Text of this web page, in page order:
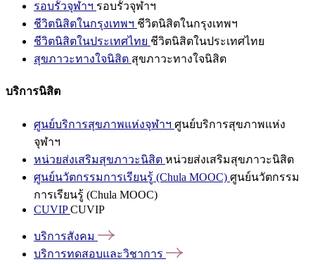
รอบรั้วจุฬาฯ รอบรั้วจุฬาฯ
ชีวิตนิสิตในกรุงเทพฯ ชีวิตนิสิตในกรุงเทพฯ
ชีวิตนิสิตในประเทศไทย ชีวิตนิสิตในประเทศไทย
สุขภาวะทางใจนิสิต สุขภาวะทางใจนิสิต
บริการนิสิต
ศูนย์บริการสุขภาพแห่งจุฬาฯ ศูนย์บริการสุขภาพแห่ง
จุฬาฯ
หน่วยส่งเสริมสุขภาวะนิสิต หน่วยส่งเสริมสุขภาวะนิสิต
ศูนย์นวัตกรรมการเรียนรู้ (Chula MOOC) ศูนย์นวัตกรรม
การเรียนรู้ (Chula MOOC)
CUVIPCUVIP
บริการสังคม
บริการทดสอบและวิชาการ